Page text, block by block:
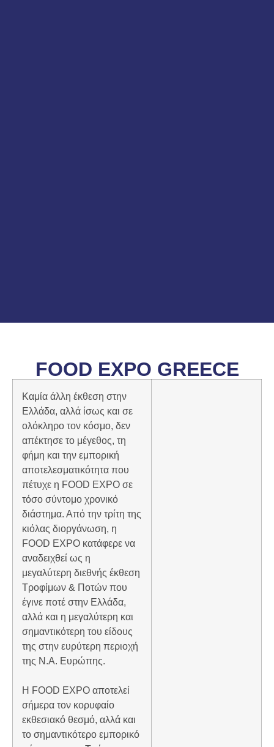
FOOD EXPO GREECE
Καμία άλλη έκθεση στην
Ελλάδα, αλλά ίσως και σε
ολόκληρο τον κόσμο, δεν
απέκτησε το μέγεθος, τη
φήμη και την εμπορική
αποτελεσματικότητα που
πέτυχε η FOOD EXPO σε
τόσο σύντομο χρονικό
διάστημα. Από την τρίτη της
κιόλας διοργάνωση, η
FOOD EXPO κατάφερε να
αναδειχθεί ως η
μεγαλύτερη διεθνής έκθεση
Τροφίμων & Ποτών που
έγινε ποτέ στην Ελλάδα,
αλλά και η μεγαλύτερη και
σημαντικότερη του είδους
της στην ευρύτερη περιοχή
της Ν.Α. Ευρώπης.
Η FOOD EXPO αποτελεί
σήμερα τον κορυφαίο
εκθεσιακό θεσμό, αλλά και
το σημαντικότερο εμπορικό